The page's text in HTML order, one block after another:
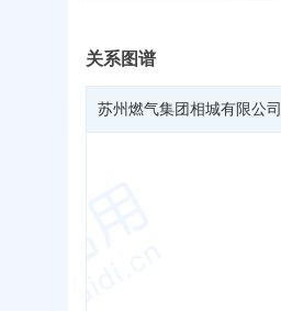
关系图谱
苏州燃气集团相城有限公司